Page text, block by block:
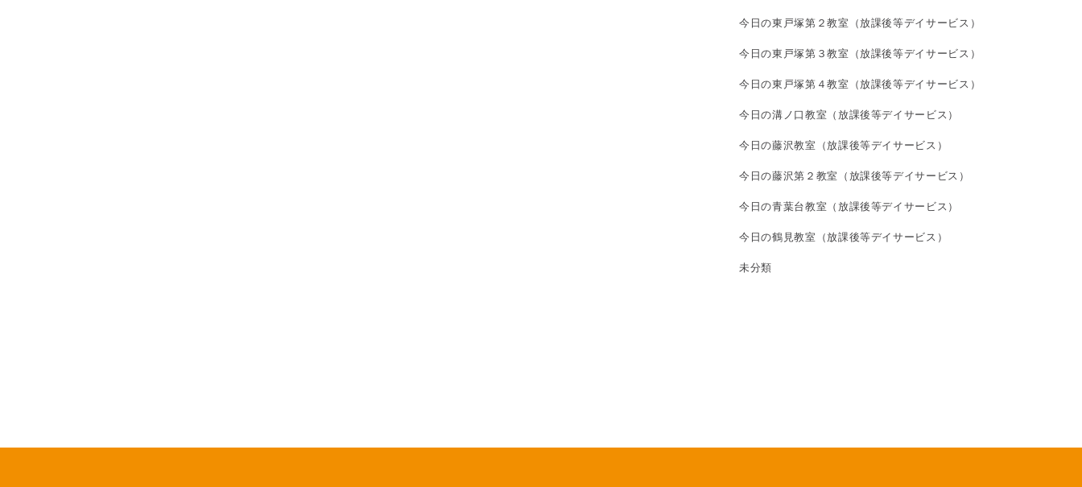
今日の東戸塚第２教室（放課後等デイサービス）
今日の東戸塚第３教室（放課後等デイサービス）
今日の東戸塚第４教室（放課後等デイサービス）
今日の溝ノ口教室（放課後等デイサービス）
今日の藤沢教室（放課後等デイサービス）
今日の藤沢第２教室（放課後等デイサービス）
今日の青葉台教室（放課後等デイサービス）
今日の鶴見教室（放課後等デイサービス）
未分類